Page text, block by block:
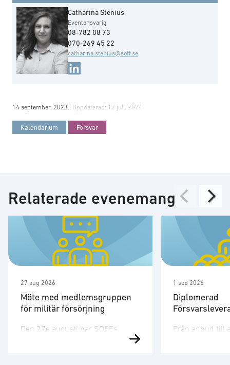
Catharina Stenius
Eventansvarig
08-782 08 73
070-269 45 22
catharina.stenius@soff.se
14 september, 2023 | Uppdaterad: 12 juli, 2024
Kalendarium Försvar
Relaterade evenemang
27 aug 2026
Möte med medlemsgruppen
för militär försörjning
Den 27e augusti har SOFFs
1 sep 2026
Diplomerad
Från anbud till